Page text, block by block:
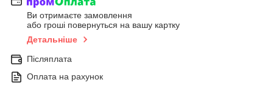
Ви отримаєте замовлення
або гроші повернуться на вашу картку
Детальніше
Післяплата
Оплата на рахунок